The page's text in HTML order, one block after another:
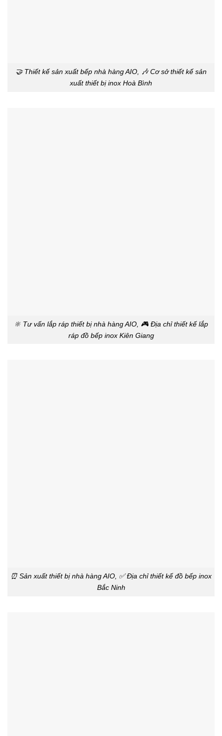
🤝 Thiết kế sản xuất bếp nhà hàng AIO, 🎶 Cơ sở thiết kế sản
xuất thiết bị inox Hoà Bình
🔆 Tư vấn lắp ráp thiết bị nhà hàng AIO, 🎮 Địa chỉ thiết kế lắp
ráp đồ bếp inox Kiên Giang
⏰ Sản xuất thiết bị nhà hàng AIO, ✅ Địa chỉ thiết kế đồ bếp inox
Bắc Ninh